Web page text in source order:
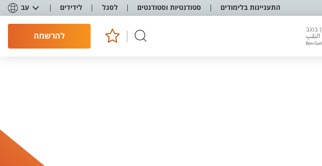
התעניינות בלימודים סטודנטיות וסטודנטים לסגל לידידים עב
להרשמה